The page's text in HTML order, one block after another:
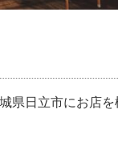
県日立市にお店